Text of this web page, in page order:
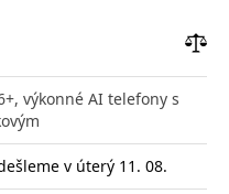
výkonné AI telefony s
v úterý 11. 08.